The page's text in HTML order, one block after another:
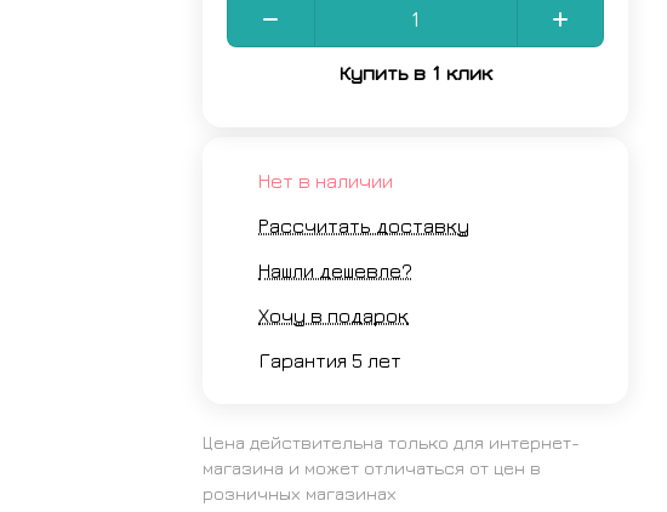
Купить в 1 клик
Нет в наличии
Рассчитать доставку
Нашли дешевле?
Хочу в подарок
Гарантия 5 лет
Цена действительна только для интернет-
магазина и может отличаться от цен в
розничных магазинах